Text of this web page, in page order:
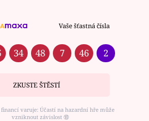
Vaše šťastná čísla
34 48 7 46 2
ZKUSTE ŠTĚSTÍ
varuje: Účastí na hazardní hře může
vzniknout závislost ⑱